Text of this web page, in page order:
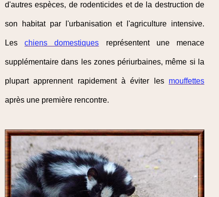
d'autres espèces, de rodenticides et de la destruction de
son habitat par l'urbanisation et l'agriculture intensive.
Leschiens domestiques représentent une menace
supplémentaire dans les zones périurbaines, même si la
plupart apprennent rapidement à éviter les mouffettes
après une première rencontre.